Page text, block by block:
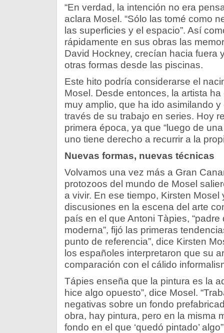
“En verdad, la intención no era
aclara Mosel. “Sólo las tomé como
las superficies y el espacio”. Así
rápidamente en sus obras las
David Hockney, crecían hacia fuera
otras formas desde las piscinas.
Este hito podría considerarse el
Mosel. Desde entonces, la artista
muy amplio, que ha ido asimilando
través de su trabajo en series. Hoy
primera época, ya que “luego de
uno tiene derecho a recurrir a la
Nuevas formas, nuevas técnicas
Volvamos una vez más a Gran
protozoos del mundo de Mosel
a vivir. En ese tiempo, Kirsten Mosel
discusiones en la escena del arte
país en el que Antoni Tàpies,
moderna”, fijó las primeras
punto de referencia”, dice Kirsten
los españoles interpretaron que su
comparación con el cálido
Tápies enseña que la pintura es la
hice algo opuesto”, dice Mosel.
negativas sobre un fondo
obra, hay pintura, pero en la misma
fondo en el que ‘quedó pintado’